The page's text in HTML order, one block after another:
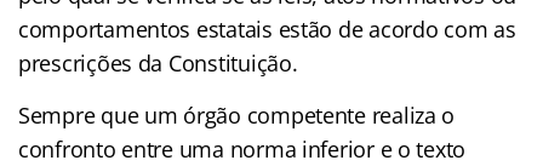
comportamentos estatais estão de acordo com as
prescrições da Constituição.
Sempre que um órgão competente realiza o
confronto entre uma norma inferior e o texto